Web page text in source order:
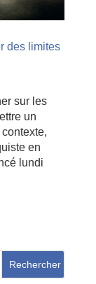
des limites
sur les
un
en
lundi